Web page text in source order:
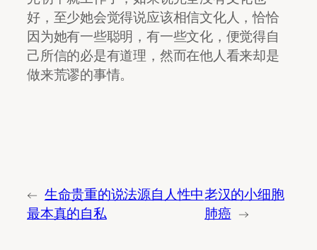
好，至少她会觉得说应该相信文化人，恰恰
因为她有一些聪明，有一些文化，便觉得自
己所信的必是有道理，然而在他人看来却是
做来荒谬的事情。
← 生命贵重的说法源自人性中
最本真的自私
老汉的小细胞
肺癌 →